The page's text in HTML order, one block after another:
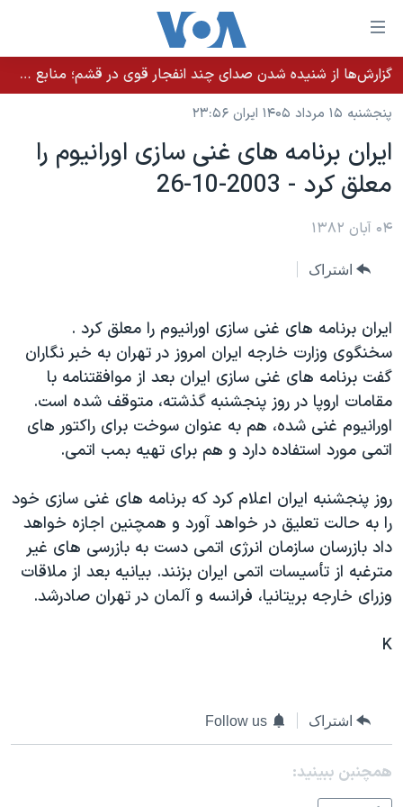
لینکهای
قابل
دسترسی
جهش
محتوای
اصلی
به
اصلی
به
جستجو
خانه
نسخه سبک وب‌سایت
موضوع ها
ایران
آمریکا
گزیده‌ها
ویژه برنامه‌ها
ویدیوها
فرهنگ و زندگی
حقوق شهروندی
علم و فناوری
اسرائیل در جنگ
گالری عکس
برنامه های تلویزیونی
جدول برنامه ها
صفحه‌های ویژه
عملیات خشم حماسی
۲۵۰سالگی آمریکا
بایگانی برنامه‌های تلویزیونی
مستندها
انتخابات ریاست جمهوری آمریکا ۲۰۲۴
رمز مهسا
ورزش زنان در ایران
اعتراضات زن، زندگی، آزادی
چهل سال گروگان‌گیری
قانون شفافیت دارائی کادر رهبری ایران
اعتراضات مردمی آبان ۹۸
پخش رادیویی
یادگیری زبان انگلیسی
دنبال کنید
زبانهای مختلف
گزارش‌ها از شنیده شدن صدای چند انفجار قوی در قشم؛ منابع حکومتی می‌گویند درگیری در تنگه هرمز بود
پنجشنبه ۱۵ مرداد ۱۴۰۵ ایران ۲۳:۵۶
ايران برنامه های غنی سازی اورانيوم را
معلق کرد - 2003-10-26
۰۴ آبان ۱۳۸۲
اشتراک
ايران برنامه های غنی سازی اورانيوم را معلق کرد .
سخنگوی وزارت خارجه ايران امروز در تهران به خبر نگاران
گفت برنامه های غنی سازی ايران بعد از موافقتنامه با
مقامات اروپا در روز پنجشنبه گذشته، متوقف شده است.
اورانيوم غنی شده، هم به عنوان سوخت برای راکتور های
اتمی مورد استفاده دارد و هم برای تهيه بمب اتمی.
روز پنجشنبه ايران اعلام کرد که برنامه های غنی سازی خود
را به حالت تعليق در خواهد آورد و همچنين اجازه خواهد
داد بازرسان سازمان انرژی اتمی دست به بازرسی های غير
مترغبه از تأسيسات اتمی ايران بزنند. بيانيه بعد از ملاقات
وزرای خارجه بريتانيا، فرانسه و آلمان در تهران صادرشد.
K
اشتراک Follow us
همچنبن ببینید: